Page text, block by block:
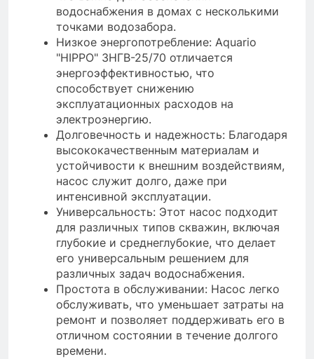
водоснабжения в домах с несколькими
точками водозабора.
Низкое энергопотребление: Aquario
"HIPPO" 3НГВ-25/70 отличается
энергоэффективностью, что
способствует снижению
эксплуатационных расходов на
электроэнергию.
Долговечность и надежность: Благодаря
высококачественным материалам и
устойчивости к внешним воздействиям,
насос служит долго, даже при
интенсивной эксплуатации.
Универсальность: Этот насос подходит
для различных типов скважин, включая
глубокие и среднеглубокие, что делает
его универсальным решением для
различных задач водоснабжения.
Простота в обслуживании: Насос легко
обслуживать, что уменьшает затраты на
ремонт и позволяет поддерживать его в
отличном состоянии в течение долгого
времени.